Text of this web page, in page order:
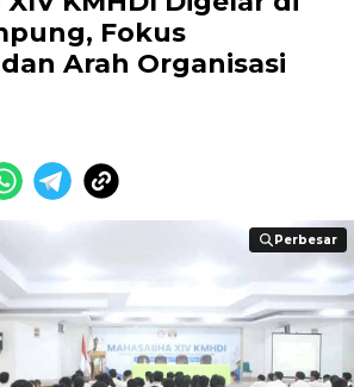
Fokus
Arah Organisasi
Perbesar
Perbesar